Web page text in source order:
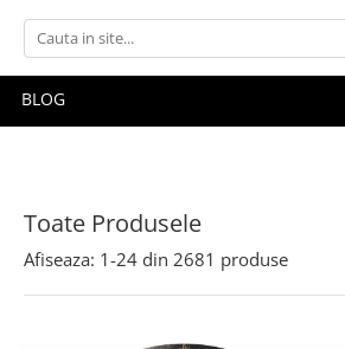
BLOG
Toate Produsele
Afiseaza: 1-24 din 2681 produse